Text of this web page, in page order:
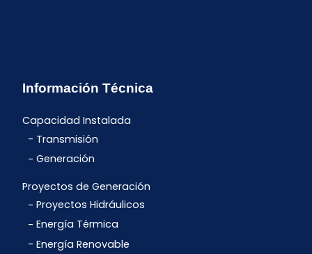
Información Técnica
Capacidad Instalada
Transmisión
Generación
Proyectos de Generación
Proyectos Hidráulicos
Energía Térmica
Energía Renovable